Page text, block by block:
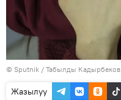
© Sputnik / Табылды Кадырбеков
Жазылуу